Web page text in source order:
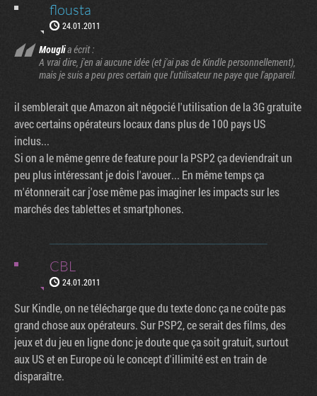
flousta
24.01.2011
Mouglia écrit :
A vrai dire, j'en ai aucune idée (et j'ai pas de Kindle personnellement),
mais je suis a peu pres certain que l'utilisateur ne paye que l'appareil.
il semblerait que Amazon ait négocié l'utilisation de la 3G gratuite
avec certains opérateurs locaux dans plus de 100 pays US
inclus...
Si on a le même genre de feature pour la PSP2 ça deviendrait un
peu plus intéressant je dois l'avouer... En même temps ça
m'étonnerait car j'ose même pas imaginer les impacts sur les
marchés des tablettes et smartphones.
CBL
24.01.2011
Sur Kindle, on ne télécharge que du texte donc ça ne coûte pas
grand chose aux opérateurs. Sur PSP2, ce serait des films, des
jeux et du jeu en ligne donc je doute que ça soit gratuit, surtout
aux US et en Europe où le concept d'illimité est en train de
disparaître.